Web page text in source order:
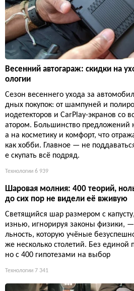
Весенний автогараж: скидки на
ологии
Сезон весеннего ухода за
дных покупок: от шампуней и
иодетекторов и CarPlay-экранов со
атором. Большинство предложений
а на косметику и комфорт, что
как хобби. Главное — не
е скупать всё подряд.
Технологии 6 939
Шаровая молния: 400 теорий,
до сих пор не видели её вживую
Светящийся шар размером с
изнью, игнорируя законы физики, —
льность, которую учёные
же несколько столетий. Без единой
но с 400 гипотезами на выбор
Технологии 7 341